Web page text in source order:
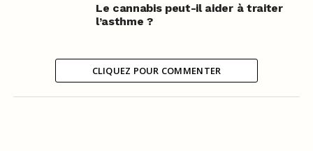
Le cannabis peut-il aider à traiter
l’asthme ?
CLIQUEZ POUR COMMENTER